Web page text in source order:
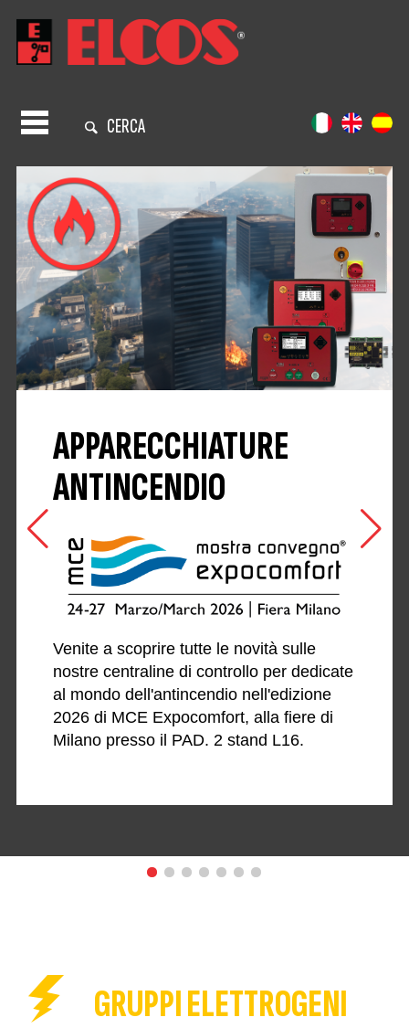
CERCA
APPARECCHIATURE
ANTINCENDIO
Venite a scoprire tutte le novità sulle
nostre centraline di controllo per dedicate
al mondo dell'antincendio nell'edizione
2026 di MCE Expocomfort, alla fiere di
Milano presso il PAD. 2 stand L16.
GRUPPI ELETTROGENI